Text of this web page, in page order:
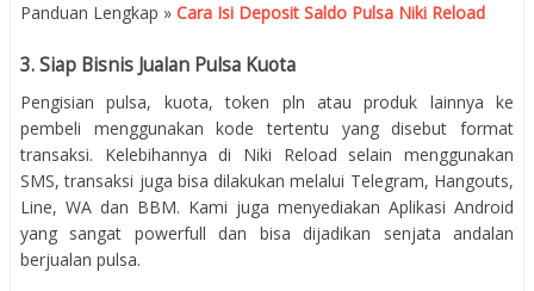
Panduan Lengkap » Cara Isi Deposit Saldo Pulsa Niki Reload
3. Siap Bisnis Jualan Pulsa Kuota
Pengisian pulsa, kuota, token pln atau produk lainnya ke
pembeli menggunakan kode tertentu yang disebut format
transaksi. Kelebihannya di Niki Reload selain menggunakan
SMS, transaksi juga bisa dilakukan melalui Telegram, Hangouts,
Line, WA dan BBM. Kami juga menyediakan Aplikasi Android
yang sangat powerfull dan bisa dijadikan senjata andalan
berjualan pulsa.